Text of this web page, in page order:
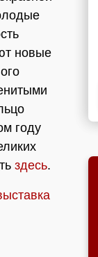
новые
году
здесь.